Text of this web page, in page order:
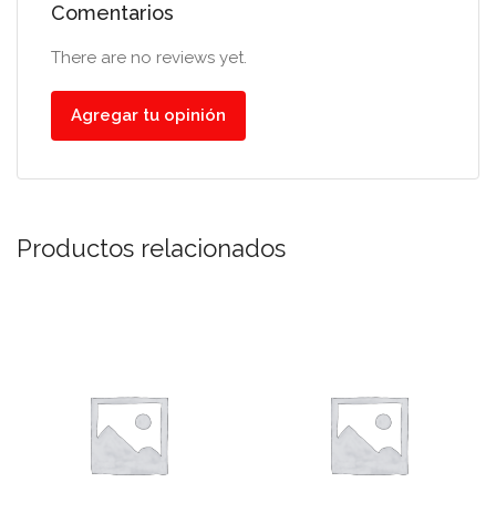
Comentarios
There are no reviews yet.
Agregar tu opinión
Productos relacionados